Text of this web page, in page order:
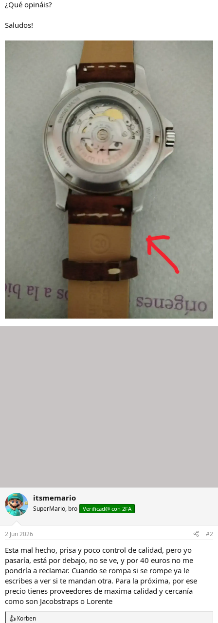
¿Qué opináis?
Saludos!
itsmemario
SuperMario, bro Verificad@ con 2FA
2 Jun 2026 #2
Esta mal hecho, prisa y poco control de calidad, pero yo
pasaría, está por debajo, no se ve, y por 40 euros no me
pondría a reclamar. Cuando se rompa si se rompe ya le
escribes a ver si te mandan otra. Para la próxima, por ese
precio tienes proveedores de maxima calidad y cercanía
como son Jacobstraps o Lorente
R Korben